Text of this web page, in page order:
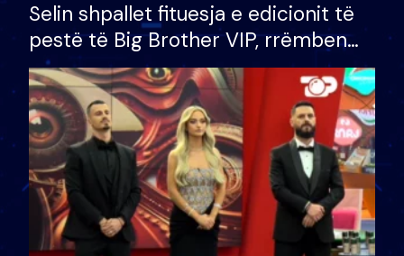
Selin shpallet fituesja e edicionit të
pestë të Big Brother VIP, rrëmben
çmimin e madh prej 100 mijë eurosh